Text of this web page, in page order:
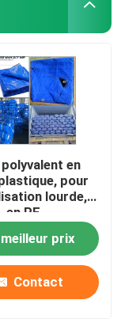
en
pour
lourde,
en PE
meilleur prix
Contact